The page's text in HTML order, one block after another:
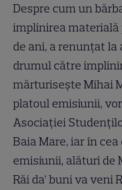
Despre cum un
implinirea materială
de ani, a renunţat la
drumul către
mărturiseşte Mihai
platoul emisiunii,
Asociaţiei
Baia Mare, iar în
emisiunii, alături de
Răi da’ buni va veni